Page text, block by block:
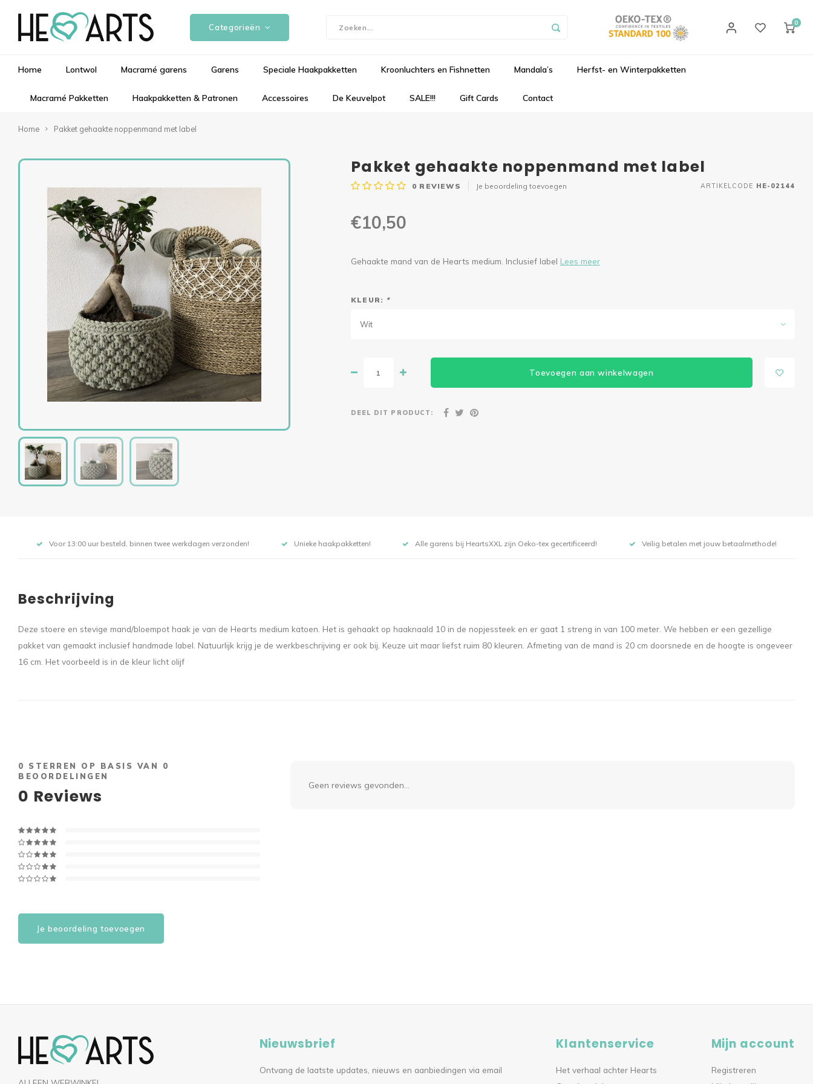
Categorieën 0
Home Lontwol Macramé garens Garens Speciale Haakpakketten Kroonluchters en Fishnetten Mandala’s Herfst- en Winterpakketten
Macramé Pakketten Haakpakketten & Patronen Accessoires De Keuvelpot SALE!!! Gift Cards Contact
Home Pakket gehaakte noppenmand met label
Pakket gehaakte noppenmand met label
0 REVIEWS Je beoordeling toevoegen ARTIKELCODE HE-02144
€10,50
Gehaakte mand van de Hearts medium. Inclusief label Lees meer
KLEUR: *
Wit
Toevoegen aan winkelwagen
DEEL DIT PRODUCT:
Voor 13:00 uur besteld, binnen twee werkdagen verzonden! Unieke haakpakketten! Alle garens bij HeartsXXL zijn Oeko-tex gecertificeerd! Veilig betalen met jouw betaalmethode!
Beschrijving
Deze stoere en stevige mand/bloempot haak je van de Hearts medium katoen. Het is gehaakt op haaknaald 10 in de nopjessteek en er gaat 1 streng in van 100 meter. We hebben er een gezellige
pakket van gemaakt inclusief handmade label. Natuurlijk krijg je de werkbeschrijving er ook bij. Keuze uit maar liefst ruim 80 kleuren. Afmeting van de mand is 20 cm doorsnede en de hoogte is ongeveer
16 cm. Het voorbeeld is in de kleur licht olijf
0 STERREN OP BASIS VAN 0
BEOORDELINGEN
0 Reviews
Je beoordeling toevoegen
Geen reviews gevonden...
Nieuwsbrief
Ontvang de laatste updates, nieuws en aanbiedingen via email
Klantenservice
Het verhaal achter Hearts
Mijn account
Registreren